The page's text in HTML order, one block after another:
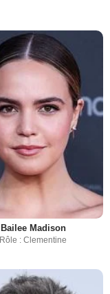
Bailee Madison
Rôle : Clementine